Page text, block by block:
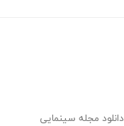
دانلود مجله سینمایی